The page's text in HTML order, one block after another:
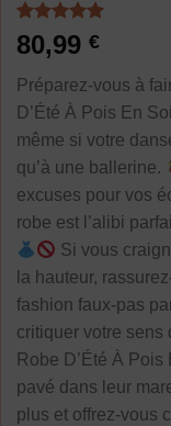
Noté5.00
sur 5 basé
2
notations
client
80,99 €
Préparez-vous à
D’Été À Pois En
même si votre
qu’à une ballerine.
excuses pour vos
robe est l’alibi
Si vous
la hauteur,
fashion faux-pas
critiquer votre sens
Robe D’Été À
pavé dans leur
plus et offrez-vous